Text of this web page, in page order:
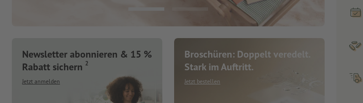
Newsletter abonnieren & 15 %
Rabatt sichern 2
Jetzt anmelden
Broschüren: Doppelt veredelt.
Stark im Auftritt.
Jetzt bestellen